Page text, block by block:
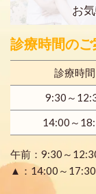
お
診療時間のご
診療時間
9:30～
14:00～
午前：9:30～
▲：14:00～